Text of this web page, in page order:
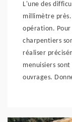
L'une des
millimètre
opération.
charpentiers
réaliser
menuisiers
ouvrages.